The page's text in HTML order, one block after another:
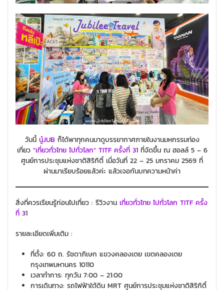
วันนี้ นู๋JUBก็ได้พาทุกคนมาดูบรรยากาศภายในงานมหกรรมท่อง
เที่ยว “เที่ยวทั่วไทย ไปทั่วโลก” TITF ครั้งที่ 31 ที่จัดขึ้น ณ ฮอลล์ 5 – 6
ศูนย์การประชุมแห่งชาติสิริกิติ์ เมื่อวันที่ 22 – 25 มกราคม 2569 ที่
ผ่านมาเรียบร้อยแล้วค่ะ แล้วเจอกันบทความหน้าค่า
สิ่งที่ควรเรียนรู้ก่อนไปเที่ยว : รีวิวงาน เที่ยวทั่วไทย ไปทั่วโลก TITF ครั้ง
ที่ 31
รายละเอียดเพิ่มเติม :
ที่ตั้ง: 60 ถ. รัชดาภิเษก แขวงคลองเตย เขตคลองเตย
กรุงเทพมหานคร 10110
เวลาทำการ: ทุกวัน 7:00 – 21:00
การเดินทาง: รถไฟฟ้าใต้ดิน MRT ศูนย์การประชุมแห่งชาติสิริกิติ์